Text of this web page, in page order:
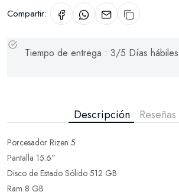
Compartir:
Tiempo de entrega : 3/5 Días
Descripción
Porcesador Rizen 5
Pantalla 15.6"
Disco de Estado Sólido 512 GB
Ram 8 GB